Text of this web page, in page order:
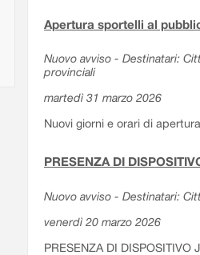
Apertura sportelli al
Nuovo avviso - Destinatari:
provinciali
martedì 31 marzo 2026
Nuovi giorni e orari di
PRESENZA DI
Nuovo avviso - Destinatari:
venerdì 20 marzo 2026
PRESENZA DI DISPOSITIVO